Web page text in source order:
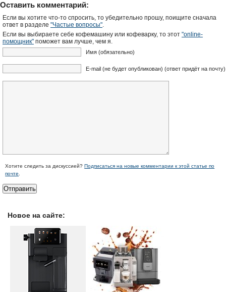
Оставить комментарий:
Если вы хотите что-то спросить, то убедительно прошу, поищите сначала
ответ в разделе "Частые вопросы".
Если вы выбираете себе кофемашину или кофеварку, то этот "online-
помощник" поможет вам лучше, чем я.
Имя (обязательно)
E-mail (не будет опубликован) (ответ придёт на почту)
Хотите следить за дискуссией? Подписаться на новые комментарии к этой статье по
почте.
Новое на сайте: